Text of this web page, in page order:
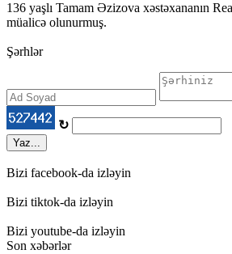
136 yaşlı Tamam Əzizova xəstəxananın
müalicə olunurmuş.
Şərhlər
↻
Yaz...
Bizi facebook-da izləyin
Bizi tiktok-da izləyin
Bizi youtube-da izləyin
Son xəbərlər